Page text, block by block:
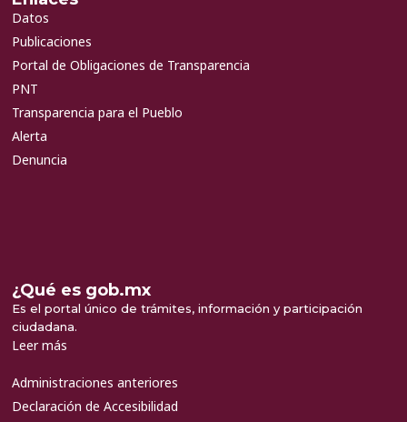
Datos
Publicaciones
Portal de Obligaciones de Transparencia
PNT
Transparencia para el Pueblo
Alerta
Denuncia
¿Qué es gob.mx
Es el portal único de trámites, información y participación
ciudadana.
Leer más
Administraciones anteriores
Declaración de Accesibilidad